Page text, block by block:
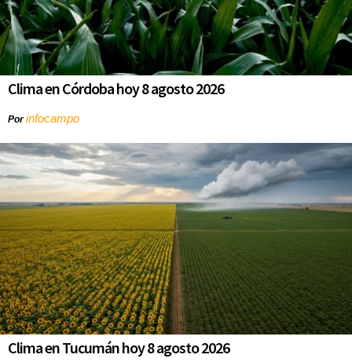
Clima en Córdoba hoy 8 agosto 2026
Porinfocampo
Clima en Tucumán hoy 8 agosto 2026